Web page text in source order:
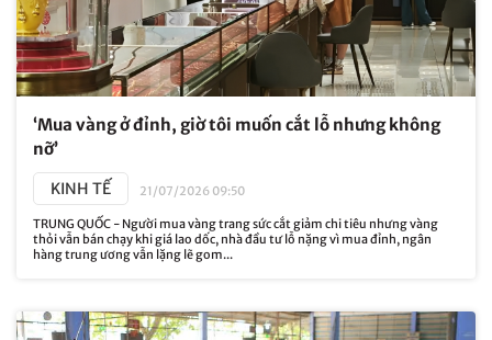
‘Mua vàng ở đỉnh, giờ tôi muốn cắt lỗ nhưng không
nỡ’
KINH TẾ 21/07/2026 09:50
TRUNG QUỐC - Người mua vàng trang sức cắt giảm chi tiêu nhưng vàng
thỏi vẫn bán chạy khi giá lao dốc, nhà đầu tư lỗ nặng vì mua đỉnh, ngân
hàng trung ương vẫn lặng lẽ gom...